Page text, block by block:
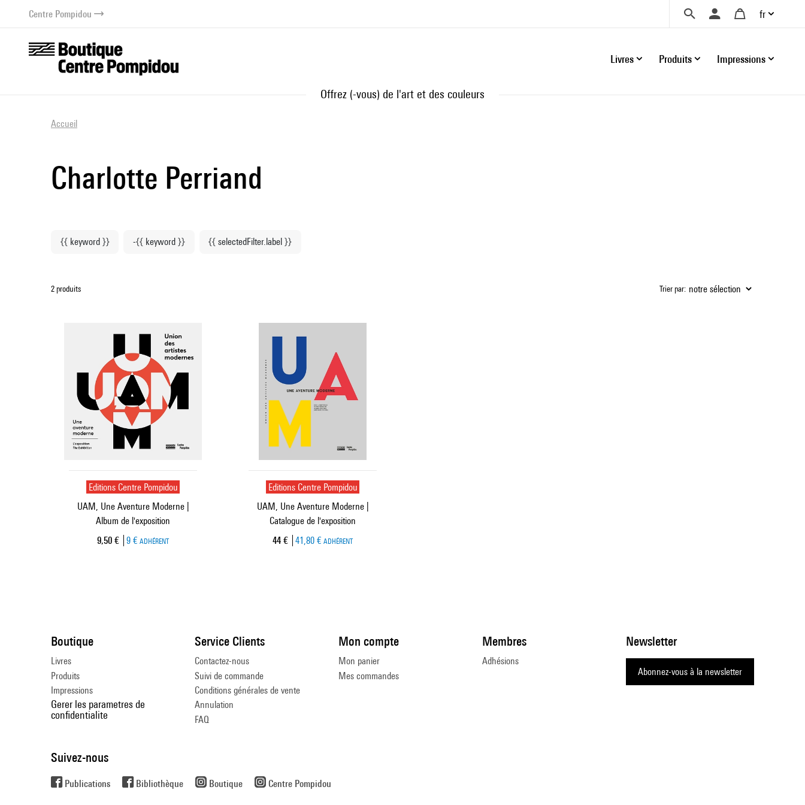
contenuCentre Pompidou fr
Livres Produits Impressions
Offrez (-vous) de l'art et des couleurs
Accueil
Charlotte Perriand
{{ keyword }} -{{ keyword }} {{ selectedFilter.label }}
2 produits Trier par:
Editions Centre Pompidou
UAM, Une Aventure Moderne |
Album de l'exposition
Prix ​​actuel
9,50 € 9 € ADHÉRENT
Editions Centre Pompidou
UAM, Une Aventure Moderne |
Catalogue de l'exposition
Prix ​​actuel
44 € 41,80 € ADHÉRENT
Boutique
Livres
Produits
Impressions
Gerer les parametres de
confidentialite
Newsletter
Abonnez-vous à la newsletter
Service Clients
Contactez-nous
Suivi de commande
Conditions générales de vente
Annulation
FAQ
Mon compte
Mon panier
Mes commandes
Membres
Adhésions
Suivez-nous
Publications Bibliothèque Boutique Centre Pompidou